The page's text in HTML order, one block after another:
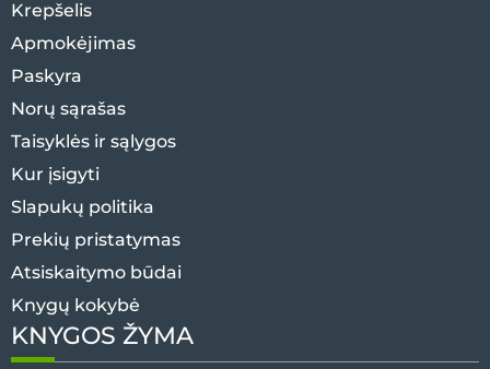
Krepšelis
Apmokėjimas
Paskyra
Norų sąrašas
Taisyklės ir sąlygos
Kur įsigyti
Slapukų politika
Prekių pristatymas
Atsiskaitymo būdai
Knygų kokybė
KNYGOS ŽYMA